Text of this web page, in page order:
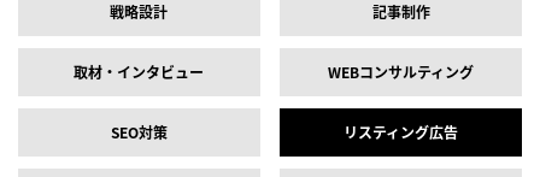
戦略設計 記事制作
取材・インタビュー WEBコンサルティング
SEO対策 リスティング広告